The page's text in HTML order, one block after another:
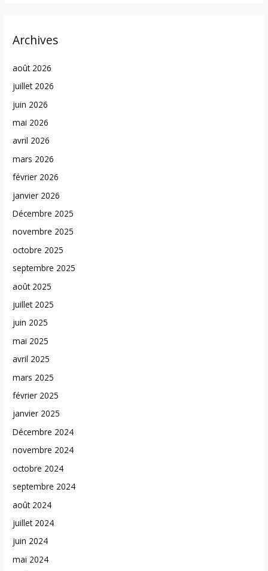
Archives
août 2026
juillet 2026
juin 2026
mai 2026
avril 2026
mars 2026
février 2026
janvier 2026
Décembre 2025
novembre 2025
octobre 2025
septembre 2025
août 2025
juillet 2025
juin 2025
mai 2025
avril 2025
mars 2025
février 2025
janvier 2025
Décembre 2024
novembre 2024
octobre 2024
septembre 2024
août 2024
juillet 2024
juin 2024
mai 2024